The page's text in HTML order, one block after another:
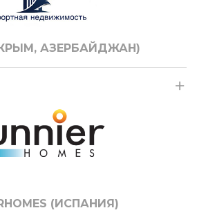
(КРЫМ, АЗЕРБАЙДЖАН)
(ИСПАНИЯ)